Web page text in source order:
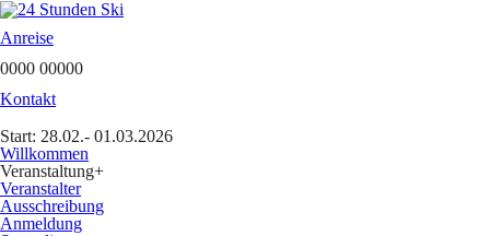
Anreise
0000 00000
Kontakt
Start: 28.02.- 01.03.2026
Willkommen
Veranstaltung+
Veranstalter
Ausschreibung
Anmeldung